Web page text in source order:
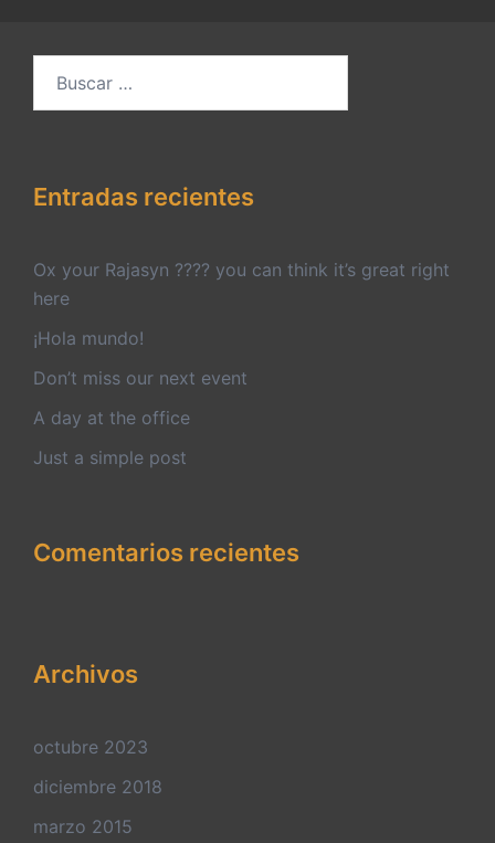
Entradas recientes
Ox your Rajasyn ???? you can think it’s great right
here
¡Hola mundo!
Don’t miss our next event
A day at the office
Just a simple post
Comentarios recientes
Archivos
octubre 2023
diciembre 2018
marzo 2015